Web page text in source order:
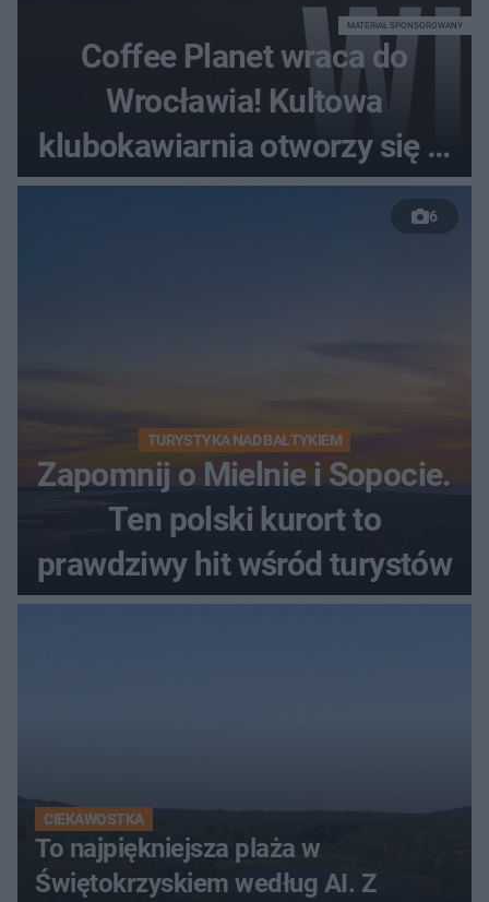
Coffee Planet wraca do
Wrocławia! Kultowa
klubokawiarnia otworzy się w
nowym miejscu
MATERIAŁ SPONSOROWANY
6
TURYSTYKA NAD BAŁTYKIEM
Zapomnij o Mielnie i Sopocie.
Ten polski kurort to
prawdziwy hit wśród turystów
CIEKAWOSTKA
To najpiękniejsza plaża w
Świętokrzyskiem według AI. Z